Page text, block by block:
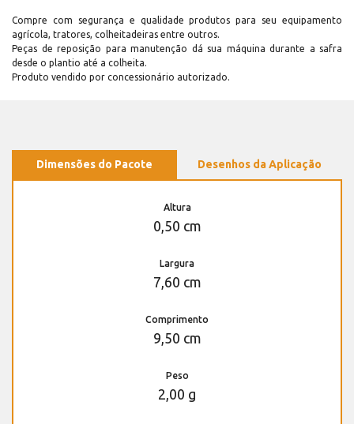
Compre com segurança e qualidade produtos para seu equipamento
agrícola, tratores, colheitadeiras entre outros.
Peças de reposição para manutenção dá sua máquina durante a safra
desde o plantio até a colheita.
Produto vendido por concessionário autorizado.
Dimensões do Pacote Desenhos da Aplicação
Altura
0,50 cm
Largura
7,60 cm
Comprimento
9,50 cm
Peso
2,00 g